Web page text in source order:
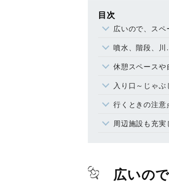
目次
広いので、スペ
噴水、階段、
休憩スペースや
入り口～じゃ
行くときの注意
周辺施設も充実
広いの